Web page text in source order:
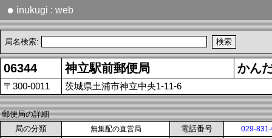
● inukugi : web
局名検索:
06344 神立駅前郵便局 かん
〒300-0011 茨城県土浦市神立中央1-11-6
郵便局の詳細
局の分類
無集配の直営局 電話番号 029-